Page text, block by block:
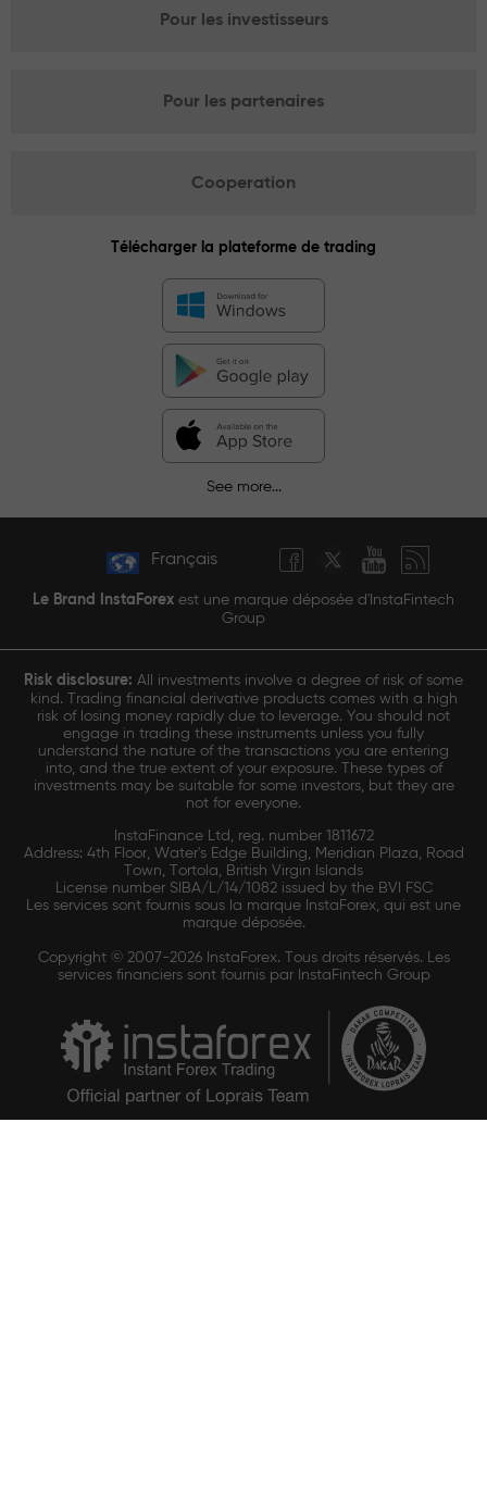
Pour les investisseurs
Pour les partenaires
Cooperation
Télécharger la plateforme de trading
See more...
Français
Le Brand InstaForex est une marque déposée d'InstaFintech
Group
Risk disclosure: All investments involve a degree of risk of some
kind. Trading financial derivative products comes with a high
risk of losing money rapidly due to leverage. You should not
engage in trading these instruments unless you fully
understand the nature of the transactions you are entering
into, and the true extent of your exposure. These types of
investments may be suitable for some investors, but they are
not for everyone.
InstaFinance Ltd, reg. number 1811672
Address: 4th Floor, Water's Edge Building, Meridian Plaza, Road
Town, Tortola, British Virgin Islands
License number SIBA/L/14/1082 issued by the BVI FSC
Les services sont fournis sous la marque InstaForex, qui est une
marque déposée.
Copyright © 2007-2026 InstaForex. Tous droits réservés. Les
services financiers sont fournis par InstaFintech Group